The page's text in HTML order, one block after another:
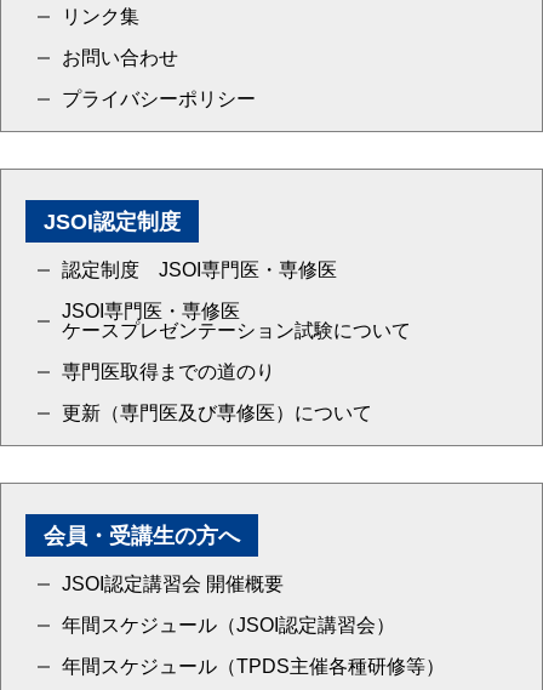
リンク集
お問い合わせ
プライバシーポリシー
JSOI認定制度
認定制度 JSOI専門医・専修医
JSOI専門医・専修医
ケースプレゼンテーション試験について
専門医取得までの道のり
更新（専門医及び専修医）について
会員・受講生の方へ
JSOI認定講習会 開催概要
年間スケジュール（JSOI認定講習会）
年間スケジュール（TPDS主催各種研修等）